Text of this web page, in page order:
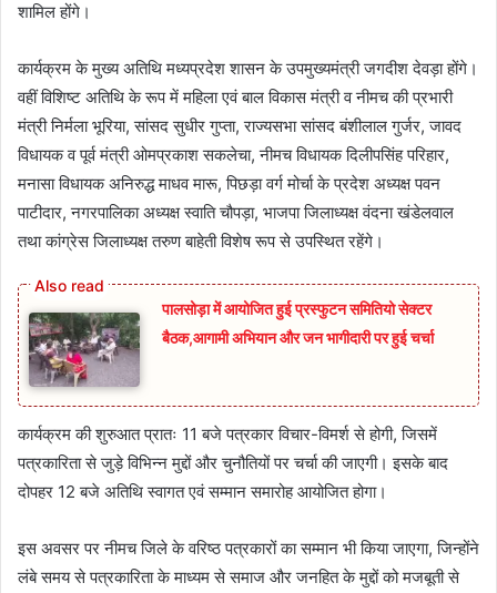
शामिल होंगे।
कार्यक्रम के मुख्य अतिथि मध्यप्रदेश शासन के उपमुख्यमंत्री जगदीश देवड़ा होंगे।
वहीं विशिष्ट अतिथि के रूप में महिला एवं बाल विकास मंत्री व नीमच की प्रभारी
मंत्री निर्मला भूरिया, सांसद सुधीर गुप्ता, राज्यसभा सांसद बंशीलाल गुर्जर, जावद
विधायक व पूर्व मंत्री ओमप्रकाश सकलेचा, नीमच विधायक दिलीपसिंह परिहार,
मनासा विधायक अनिरुद्ध माधव मारू, पिछड़ा वर्ग मोर्चा के प्रदेश अध्यक्ष पवन
पाटीदार, नगरपालिका अध्यक्ष स्वाति चौपड़ा, भाजपा जिलाध्यक्ष वंदना खंडेलवाल
तथा कांग्रेस जिलाध्यक्ष तरुण बाहेती विशेष रूप से उपस्थित रहेंगे।
पालसोड़ा में आयोजित हुई प्रस्फुटन समितियो सेक्टर
बैठक,आगामी अभियान और जन भागीदारी पर हुई चर्चा
कार्यक्रम की शुरुआत प्रातः 11 बजे पत्रकार विचार-विमर्श से होगी, जिसमें
पत्रकारिता से जुड़े विभिन्न मुद्दों और चुनौतियों पर चर्चा की जाएगी। इसके बाद
दोपहर 12 बजे अतिथि स्वागत एवं सम्मान समारोह आयोजित होगा।
इस अवसर पर नीमच जिले के वरिष्ठ पत्रकारों का सम्मान भी किया जाएगा, जिन्होंने
लंबे समय से पत्रकारिता के माध्यम से समाज और जनहित के मुद्दों को मजबूती से